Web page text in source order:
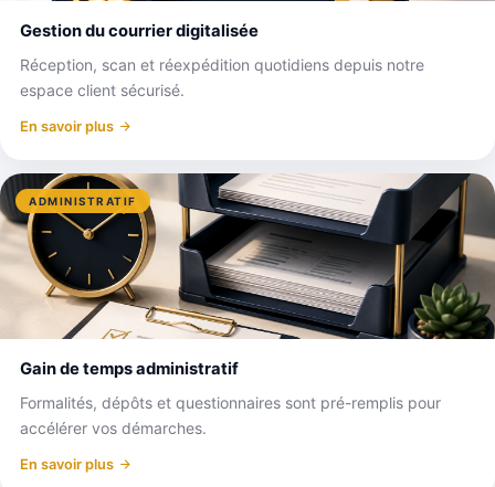
Gestion du courrier digitalisée
Réception, scan et réexpédition quotidiens depuis notre
espace client sécurisé.
En savoir plus
ADMINISTRATIF
Gain de temps administratif
Formalités, dépôts et questionnaires sont pré-remplis pour
accélérer vos démarches.
En savoir plus